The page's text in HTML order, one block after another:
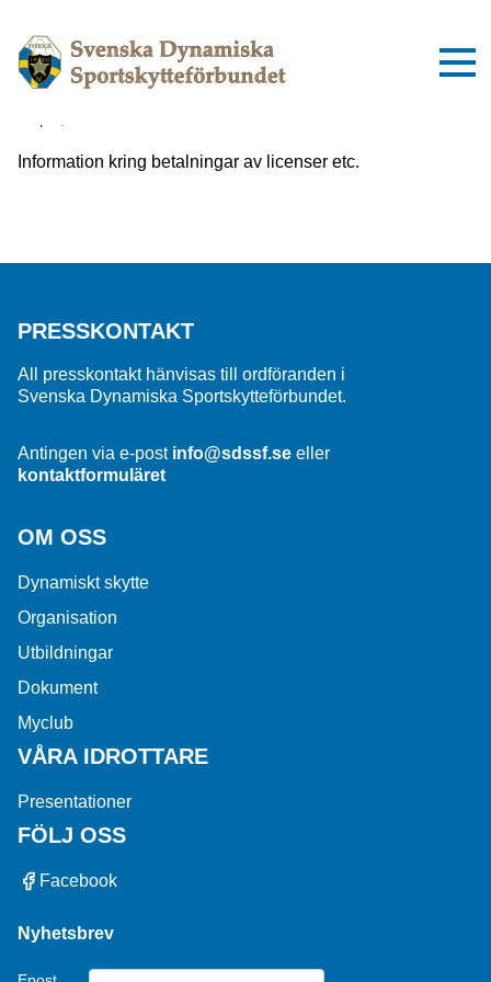
Viktig information om inbetalningar
till SDSSF
Information kring betalningar av licenser etc.
PRESSKONTAKT
All presskontakt hänvisas till ordföranden i
Svenska Dynamiska Sportskytteförbundet.
Antingen via e-post info@sdssf.se eller
kontaktformuläret
OM OSS
Dynamiskt skytte
Organisation
Utbildningar
Dokument
Myclub
VÅRA IDROTTARE
Presentationer
FÖLJ OSS
Facebook
Nyhetsbrev